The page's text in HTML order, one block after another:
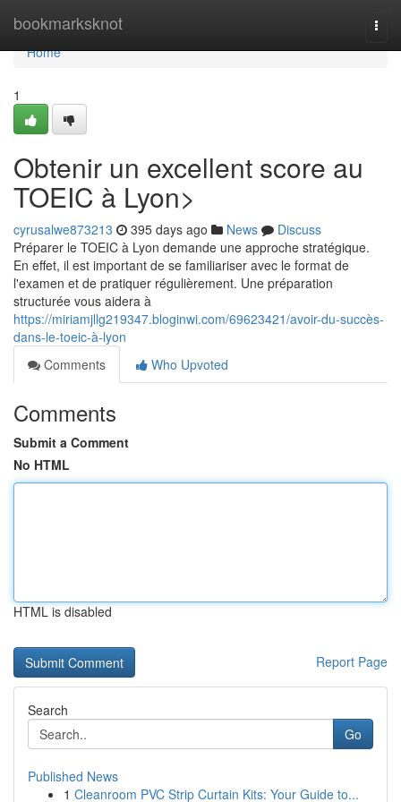
bookmarksknot
Home
Home
1
Obtenir un excellent score au
TOEIC à Lyon>
cyrusalwe873213 395 days ago News
Discuss
Préparer le TOEIC à Lyon demande une approche stratégique.
En effet, il est important de se familiariser avec le format de
l'examen et de pratiquer régulièrement. Une préparation
structurée vous aidera à
https://miriamjllg219347.bloginwi.com/69623421/avoir-du-succès-
dans-le-toeic-à-lyon
Comments
Who Upvoted
Comments
Submit a Comment
No HTML
HTML is disabled
Report Page
Search
Go
Published News
1 Cleanroom PVC Strip Curtain Kits: Your Guide to...